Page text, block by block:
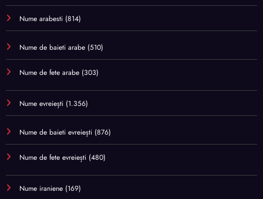
Nume arabesti (814)
Nume de baieti arabe (510)
Nume de fete arabe (303)
Nume evreiești (1.356)
Nume de baieti evreiești (876)
Nume de fete evreiești (480)
Nume iraniene (169)